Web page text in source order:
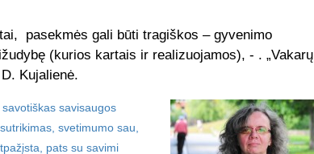
pasekmės gali būti tragiškos – gyvenimo
(kurios kartais ir realizuojamos), - . „Vakarų
Kujalienė.
savisaugos
svetimumo sau,
pats su savimi